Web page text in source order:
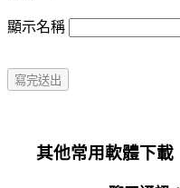
顯示名稱
其他常用軟體下載